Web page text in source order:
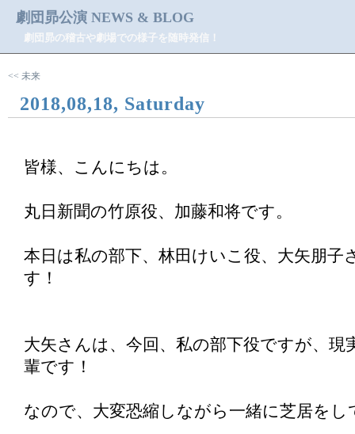
劇団昴公演 NEWS & BLOG
劇団昴の稽古や劇場での様子を随時発信！
<< 未来
2018,08,18, Saturday
皆様、こんにちは。
丸日新聞の竹原役、加藤和将です。
本日は私の部下、林田けいこ役、大矢朋子
す！
大矢さんは、今回、私の部下役ですが、現
輩です！
なので、大変恐縮しながら一緒に芝居をし